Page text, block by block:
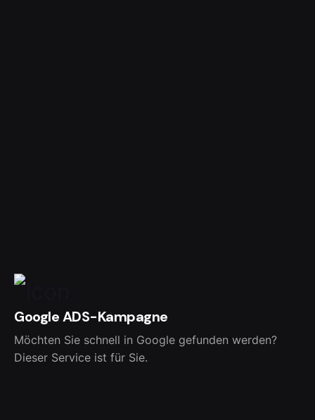
Google ADS-Kampagne
Möchten Sie schnell in Google gefunden werden?
Dieser Service ist für Sie.